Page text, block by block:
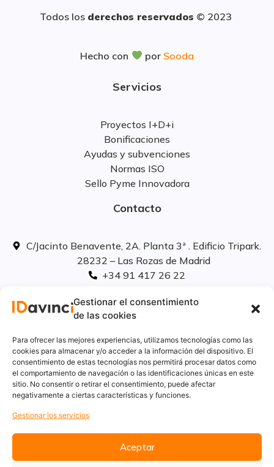
Gestionar el consentimiento
de las cookies
Para ofrecer las mejores experiencias, utilizamos tecnologías como las
cookies para almacenar y/o acceder a la información del dispositivo. El
consentimiento de estas tecnologías nos permitirá procesar datos como
el comportamiento de navegación o las identificaciones únicas en este
sitio. No consentir o retirar el consentimiento, puede afectar
negativamente a ciertas características y funciones.
Gestionar los servicios
Aceptar
Todos los derechos reservados © 2023
Hecho con por Sooda
Servicios
Proyectos I+D+i
Bonificaciones
Ayudas y subvenciones
Normas ISO
Sello Pyme Innovadora
Contacto
C/Jacinto Benavente, 2A. Planta 3ª . Edificio Tripark.
28232 – Las Rozas de Madrid
+34 91 417 26 22
linkedIn
Aviso Legal
Privacidad
Cookies